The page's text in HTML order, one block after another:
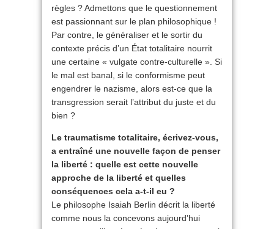
règles ? Admettons que le questionnement
est passionnant sur le plan philosophique !
Par contre, le généraliser et le sortir du
contexte précis d’un État totalitaire nourrit
une certaine « vulgate contre-culturelle ». Si
le mal est banal, si le conformisme peut
engendrer le nazisme, alors est-ce que la
transgression serait l’attribut du juste et du
bien ?
Le traumatisme totalitaire, écrivez-vous,
a entraîné une nouvelle façon de penser
la liberté : quelle est cette nouvelle
approche de la liberté et quelles
conséquences cela a-t-il eu ?
Le philosophe Isaiah Berlin décrit la liberté
comme nous la concevons aujourd’hui